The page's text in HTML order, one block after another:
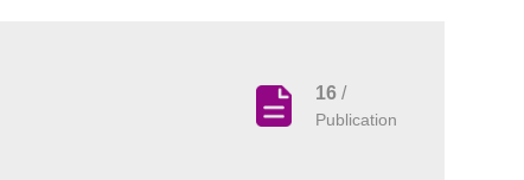
16 /
Publication